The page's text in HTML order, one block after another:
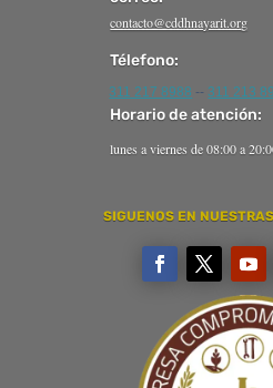
contacto@cddhnayarit.org
Télefono:
311 217 8988 -- 311 213
Horario de atención:
lunes a viernes de 08:00 a
SIGUENOS EN